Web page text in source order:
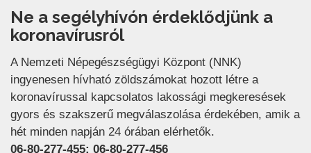
Ne a segélyhívón érdeklődjünk a
koronavírusról
A Nemzeti Népegészségügyi Központ (NNK)
ingyenesen hívható zöldszámokat hozott létre a
koronavírussal kapcsolatos lakossági megkeresések
gyors és szakszerű megválaszolása érdekében, amik a
hét minden napján 24 órában elérhetők.
06-80-277-455; 06-80-277-456